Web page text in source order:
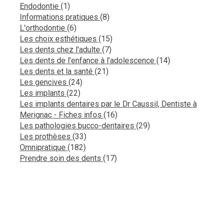
Endodontie (1)Articles Count
Informations pratiques (8)Articles Count
L'orthodontie (6)Articles Count
Les choix esthétiques (15)Articles Count
Les dents chez l'adulte (7)Articles Count
Les dents de l’enfance à l’adolescence (14)Articles Count
Les dents et la santé (21)Articles Count
Les gencives (24)Articles Count
Les implants (22)Articles Count
Les implants dentaires par le Dr Caussil, Dentiste à
Merignac - Fiches infos (16)Articles Count
Les pathologies bucco-dentaires (29)Articles Count
Les prothèses (33)Articles Count
Omnipratique (182)Articles Count
Prendre soin des dents (17)Articles Count